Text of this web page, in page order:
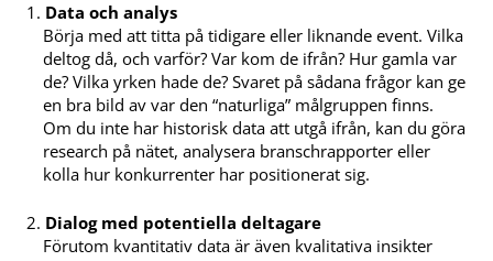
Data och analys
Börja med att titta på tidigare eller liknande event. Vilka
deltog då, och varför? Var kom de ifrån? Hur gamla var
de? Vilka yrken hade de? Svaret på sådana frågor kan ge
en bra bild av var den “naturliga” målgruppen finns.
Om du inte har historisk data att utgå ifrån, kan du göra
research på nätet, analysera branschrapporter eller
kolla hur konkurrenter har positionerat sig.
Dialog med potentiella deltagare
Förutom kvantitativ data är även kvalitativa insikter